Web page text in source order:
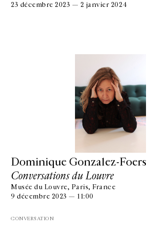
23 décembre 2023 — 2 janvier 2024
Dominique Gonzalez-
Conversations du Louvre
Musée du Louvre, Paris, France
9 décembre 2023 — 11:00
CONVERSATION